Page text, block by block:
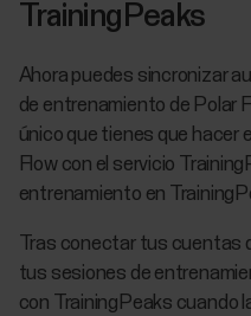
TrainingPeaks​
Ahora puedes sincronizar
de entrenamiento de Polar
único que tienes que
Flow con el servicio
entrenamiento en
Tras conectar tus cuentas
tus sesiones de
con TrainingPeaks cuando